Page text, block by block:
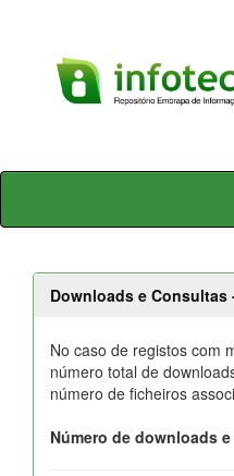
Skip
Downloads e
No caso de registos com
número total de
número de ficheiros
Número de downloads